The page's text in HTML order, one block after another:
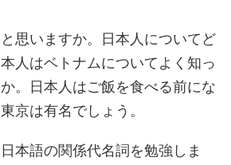
思いますか。日本人についてど
人はベトナムについてよく知っ
。日本人はご飯を食べる前にな
京は有名でしょう。
本語の関係代名詞を勉強しま